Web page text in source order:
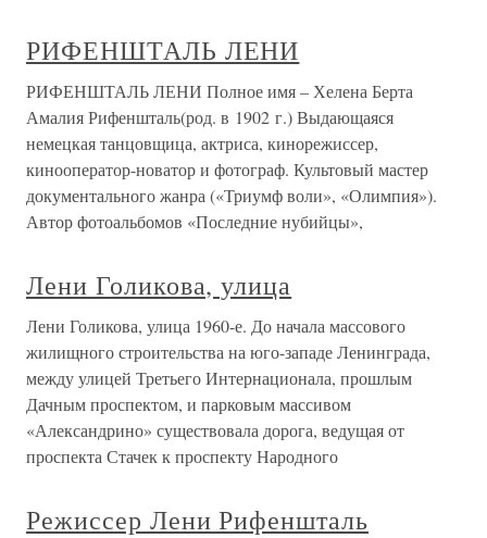
РИФЕНШТАЛЬ ЛЕНИ
РИФЕНШТАЛЬ ЛЕНИ Полное имя – Хелена Берта
Амалия Рифеншталь(род. в 1902 г.) Выдающаяся
немецкая танцовщица, актриса, кинорежиссер,
кинооператор-новатор и фотограф. Культовый мастер
документального жанра («Триумф воли», «Олимпия»).
Автор фотоальбомов «Последние нубийцы»,
Лени Голикова, улица
Лени Голикова, улица 1960-е. До начала массового
жилищного строительства на юго-западе Ленинграда,
между улицей Третьего Интернационала, прошлым
Дачным проспектом, и парковым массивом
«Александрино» существовала дорога, ведущая от
проспекта Стачек к проспекту Народного
Режиссер Лени Рифеншталь